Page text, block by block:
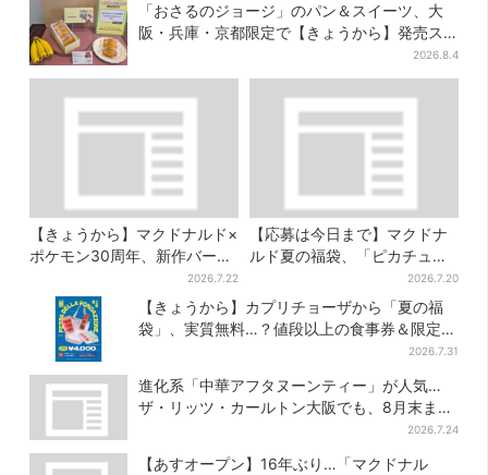
「おさるのジョージ」のパン＆スイーツ、大
阪・兵庫・京都限定で【きょうから】発売ス
2026.8.4
【きょうから】マクドナルド×
ポケモン30周年、新作バーガ
ー5品が登場！朝・夜限定メニ
ューも
2026.7.22
【応募は今日まで】マクドナ
ルド夏の福袋、「ピカチュウ
のポテトタイマー」などグッ
ズ3品＆商品券付きで3900円
2026.7.20
【きょうから】カプリチョーザから「夏の福
袋」、実質無料…？値段以上の食事券＆限定ア
2026.7.31
進化系「中華アフタヌーンティー」が人気…
ザ・リッツ・カールトン大阪でも、8月末まで
2026.7.24
【あすオープン】16年ぶり…「マクドナル